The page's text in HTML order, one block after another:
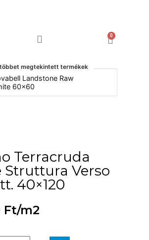
0
megtekintett termékek
Landstone Raw
60x60
Terracruda
Struttura Verso
40×120
Ft/m2